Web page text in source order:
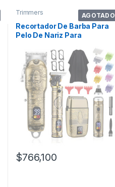
AGOTADO
Trimmers
Recortador De Barba Para
Pelo De Nariz Para
$766,100